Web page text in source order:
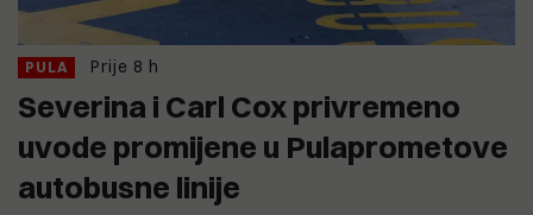
PULA Prije 8 h
Severina i Carl Cox privremeno
uvode promijene u Pulaprometove
autobusne linije